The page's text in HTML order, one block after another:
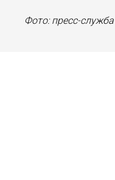
Фото: пресс-